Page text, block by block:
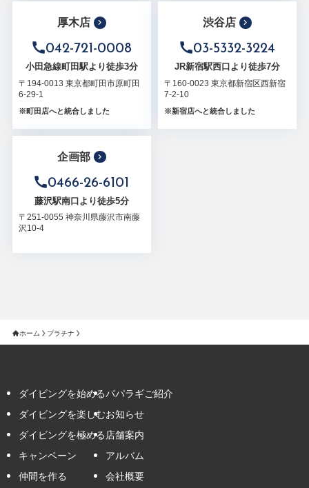
厚木店
042-721-0008
小田急線町田駅より徒歩3分
〒194-0013 東京都町田市原町田
6-29-1
※町田店へと統合しました
渋谷店
03-5332-3224
JR新宿駅西口より徒歩7分
〒160-0023 東京都新宿区西新宿
7-2-10
※新宿店へと統合しました
企画部
0466-26-6101
藤沢駅南口より徒歩5分
〒251-0055 神奈川県藤沢市南藤
沢10-4
ホーム プラチナ
ダイビングを始める
ダイビングを楽しむ
ダイビングを極める
キャンペーン
仲間を作る
パパラギご紹介
お知らせ
店舗案内
アルバム
会社概要